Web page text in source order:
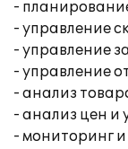
-
- управление
- управление
- управление
- анализ
- анализ цен и
- мониторинг